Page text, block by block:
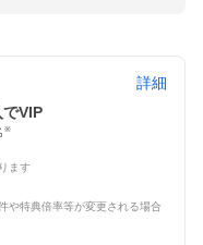
詳細
VIP
※
ます
や特典倍率等が変更される場合